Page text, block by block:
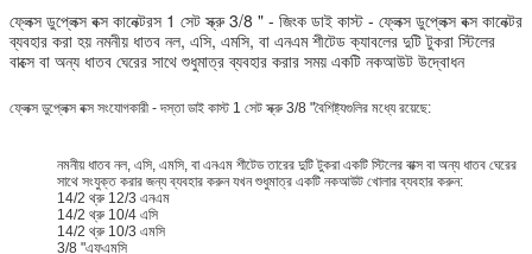
ফ্লেক্স ডুপ্লেক্স বক্স কানেক্টরস 1 সেট স্ক্রু 3/8 " - জিংক ডাই কাস্ট - ফ্লেক্স ডুপ্লেক্স বক্স কানেক্টর
ব্যবহার করা হয় নমনীয় ধাতব নল, এসি, এমসি, বা এনএম শীটেড ক্যাবলের দুটি টুকরা স্টিলের
বাক্সে বা অন্য ধাতব ঘেরের সাথে শুধুমাত্র ব্যবহার করার সময় একটি নকআউট উদ্বোধন
ফ্লেক্স ডুপ্লেক্স বক্স সংযোগকারী - দস্তা ডাই কাস্ট 1 সেট স্ক্রু 3/8 "বৈশিষ্ট্যগুলির মধ্যে রয়েছে:
নমনীয় ধাতব নল, এসি, এমসি, বা এনএম শীটেড তারের দুটি টুকরা একটি স্টিলের বাক্স বা অন্য ধাতব ঘেরের
সাথে সংযুক্ত করার জন্য ব্যবহার করুন যখন শুধুমাত্র একটি নকআউট খোলার ব্যবহার করুন:
14/2 থ্রু 12/3 এনএম
14/2 থ্রু 10/4 এসি
14/2 থ্রু 10/3 এমসি
3/8 "এফএমসি